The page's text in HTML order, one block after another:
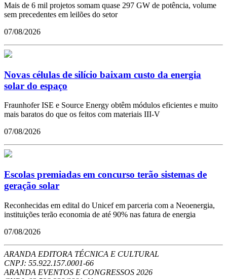
Mais de 6 mil projetos somam quase 297 GW de potência, volume
sem precedentes em leilões do setor
07/08/2026
Novas células de silício baixam custo da energia
solar do espaço
Fraunhofer ISE e Source Energy obtêm módulos eficientes e muito
mais baratos do que os feitos com materiais III-V
07/08/2026
Escolas premiadas em concurso terão sistemas de
geração solar
Reconhecidas em edital do Unicef em parceria com a Neoenergia,
instituições terão economia de até 90% nas fatura de energia
07/08/2026
ARANDA EDITORA TÉCNICA E CULTURAL
CNPJ: 55.922.157.0001-66
ARANDA EVENTOS E CONGRESSOS 2026